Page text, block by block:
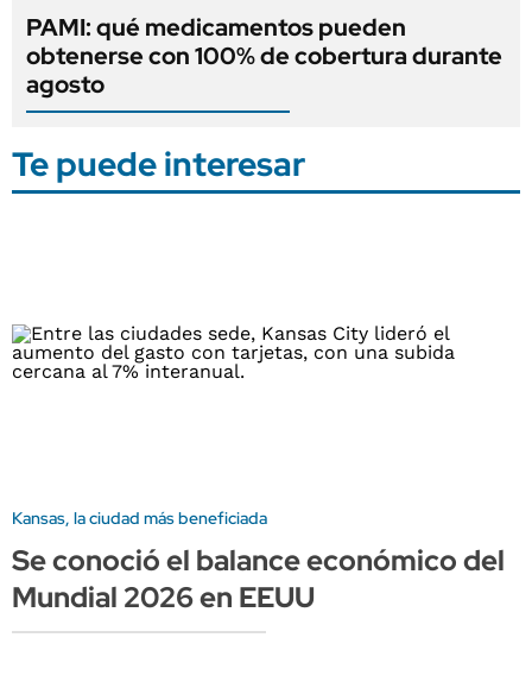
PAMI: qué medicamentos pueden
obtenerse con 100% de cobertura durante
agosto
Te puede interesar
Kansas, la ciudad más beneficiada
Se conoció el balance económico del
Mundial 2026 en EEUU